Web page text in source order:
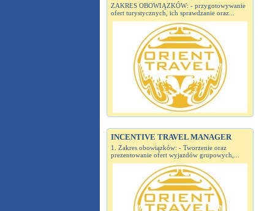
ZAKRES OBOWIĄZKÓW: - przygotowywanie
ofert turystycznych, ich sprawdzanie oraz...
INCENTIVE TRAVEL MANAGER
1. Zakres obowiązków: - Tworzenie oraz
prezentowanie ofert wyjazdów grupowych,...